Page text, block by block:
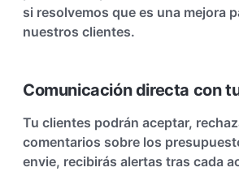
si resolvemos que es una mejora
nuestros clientes.
Comunicación directa con
Tu clientes podrán aceptar,
comentarios sobre los
envie, recibirás alertas tras cada